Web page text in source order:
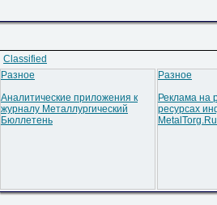
Classified
Разное
Аналитические приложения к
журналу Металлургический
Бюллетень
Разное
Реклама на
ресурсах
MetalTorg.Ru